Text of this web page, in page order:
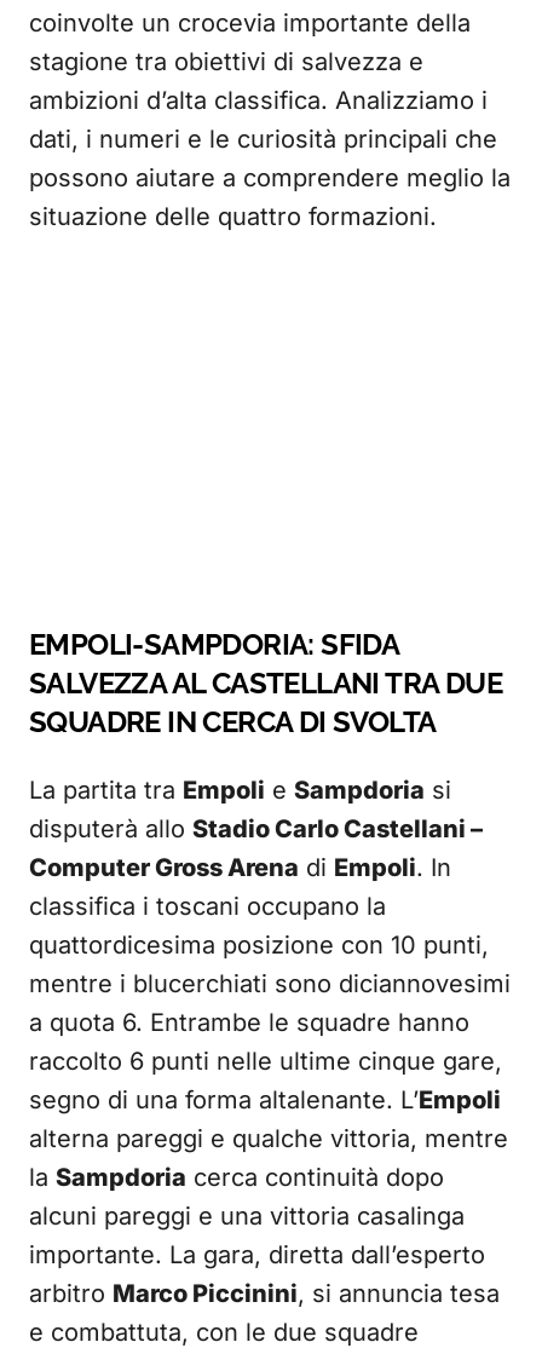
coinvolte un crocevia importante della
stagione tra obiettivi di salvezza e
ambizioni d’alta classifica. Analizziamo i
dati, i numeri e le curiosità principali che
possono aiutare a comprendere meglio la
situazione delle quattro formazioni.
EMPOLI-SAMPDORIA: SFIDA
SALVEZZA AL CASTELLANI TRA DUE
SQUADRE IN CERCA DI SVOLTA
La partita tra Empoli e Sampdoria si
disputerà allo Stadio Carlo Castellani –
Computer Gross Arena di Empoli. In
classifica i toscani occupano la
quattordicesima posizione con 10 punti,
mentre i blucerchiati sono diciannovesimi
a quota 6. Entrambe le squadre hanno
raccolto 6 punti nelle ultime cinque gare,
segno di una forma altalenante. L’Empoli
alterna pareggi e qualche vittoria, mentre
la Sampdoria cerca continuità dopo
alcuni pareggi e una vittoria casalinga
importante. La gara, diretta dall’esperto
arbitro Marco Piccinini, si annuncia tesa
e combattuta, con le due squadre